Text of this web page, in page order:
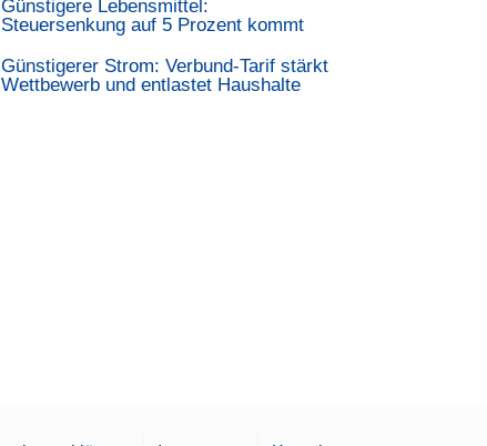
Günstigere Lebensmittel:
Steuersenkung auf 5 Prozent kommt
Günstigerer Strom: Verbund-Tarif stärkt
Wettbewerb und entlastet Haushalte